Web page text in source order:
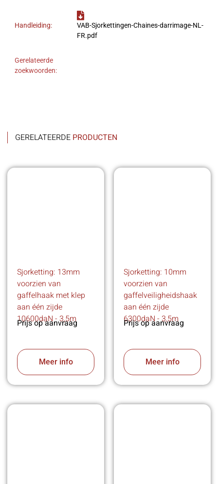
Handleiding:
VAB-Sjorkettingen-Chaines-darrimage-NL-
FR.pdf
Gerelateerde
zoekwoorden:
GERELATEERDE PRODUCTEN
Sjorketting: 13mm
voorzien van
gaffelhaak met klep
aan één zijde
10600daN - 3,5m
Prijs op aanvraag
Meer info
Sjorketting: 10mm
voorzien van
gaffelveiligheidshaak
aan één zijde
6300daN - 3,5m
Prijs op aanvraag
Meer info